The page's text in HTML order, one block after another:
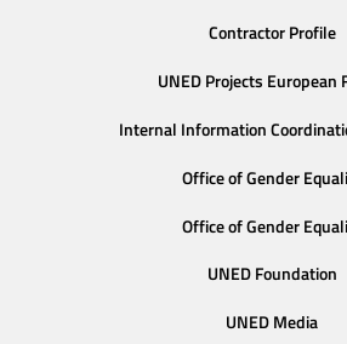
Contractor Profile
UNED Projects European
Internal Information
Office of Gender
Office of Gender
UNED Foundation
UNED Media